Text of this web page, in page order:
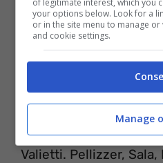
PROBABILI
Virtus Entella (4-3-1-
Valietti. Pellizzer, Sala,
of legitimate interest, which you
your options below. Look for a
or in the site menu to manage
and cookie settings.
Manage